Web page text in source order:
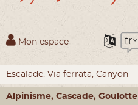
Mon espace fr
Escalade, Via ferrata, Canyon
Alpinisme, Cascade, Goulotte